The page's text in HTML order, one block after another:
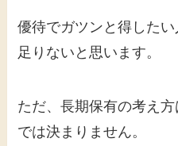
優待でガツンと得した
足りないと思います。
ただ、長期保有の考え方
では決まりません。